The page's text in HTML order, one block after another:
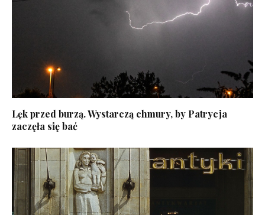
Lęk przed burzą. Wystarczą chmury, by Patrycja
zaczęła się bać